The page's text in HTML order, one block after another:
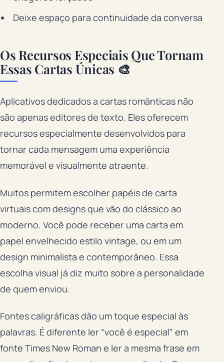
Deixe espaço para continuidade da conversa
Os Recursos Especiais Que Tornam
Essas Cartas Únicas 🎨
Aplicativos dedicados a cartas românticas não
são apenas editores de texto. Eles oferecem
recursos especialmente desenvolvidos para
tornar cada mensagem uma experiência
memorável e visualmente atraente.
Muitos permitem escolher papéis de carta
virtuais com designs que vão do clássico ao
moderno. Você pode receber uma carta em
papel envelhecido estilo vintage, ou em um
design minimalista e contemporâneo. Essa
escolha visual já diz muito sobre a personalidade
de quem enviou.
Fontes caligráficas dão um toque especial às
palavras. É diferente ler “você é especial” em
fonte Times New Roman e ler a mesma frase em